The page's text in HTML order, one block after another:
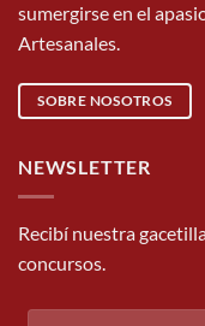
sumergirse en el
Artesanales.
SOBRE NOSOTROS
NEWSLETTER
Recibí nuestra
concursos.